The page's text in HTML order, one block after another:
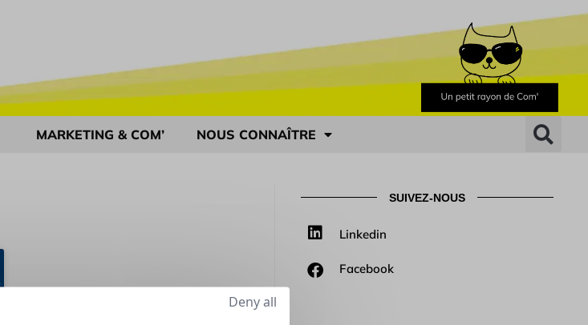
MARKETING & COM’ NOUS CONNAÎTRE
SUIVEZ-NOUS
Linkedin
Facebook
Deny all